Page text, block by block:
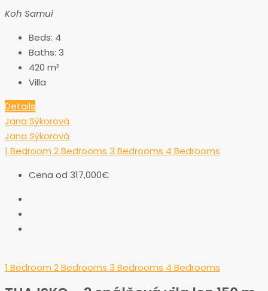
Koh Samui
Beds: 4
Baths: 3
420 m²
Villa
Details
Jana Sýkorová
Jana Sýkorová
1 Bedroom 2 Bedrooms 3 Bedrooms 4 Bedrooms
Cena od 317,000€
1 Bedroom 2 Bedrooms 3 Bedrooms 4 Bedrooms